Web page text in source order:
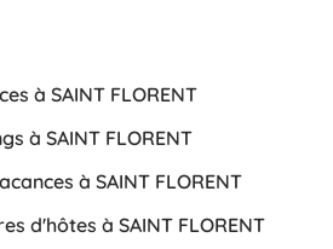
à SAINT FLORENT
à SAINT FLORENT
à SAINT FLORENT
d'hôtes à SAINT FLORENT